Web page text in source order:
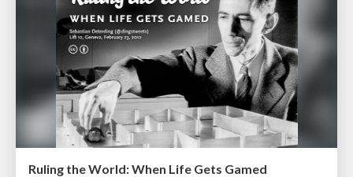
Ruling the World: When Life Gets Gamed